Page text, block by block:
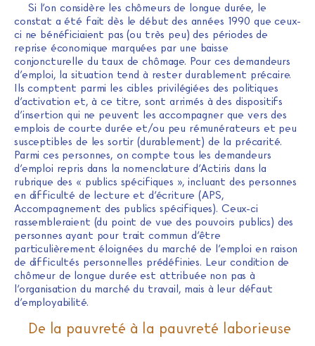
Si l’on considère les chômeurs de longue durée, le
constat a été fait dès le début des années 1990 que ceux-
ci ne bénéficiaient pas (ou très peu) des périodes de
reprise économique marquées par une baisse
conjoncturelle du taux de chômage. Pour ces demandeurs
d’emploi, la situation tend à rester durablement précaire.
Ils comptent parmi les cibles privilégiées des politiques
d’activation et, à ce titre, sont arrimés à des dispositifs
d’insertion qui ne peuvent les accompagner que vers des
emplois de courte durée et/ou peu rémunérateurs et peu
susceptibles de les sortir (durablement) de la précarité.
Parmi ces personnes, on compte tous les demandeurs
d’emploi repris dans la nomenclature d’Actiris dans la
rubrique des « publics spécifiques », incluant des personnes
en difficulté de lecture et d’écriture (APS,
Accompagnement des publics spécifiques). Ceux-ci
rassembleraient (du point de vue des pouvoirs publics) des
personnes ayant pour trait commun d’être
particulièrement éloignées du marché de l’emploi en raison
de difficultés personnelles prédéfinies. Leur condition de
chômeur de longue durée est attribuée non pas à
l’organisation du marché du travail, mais à leur défaut
d’employabilité.
De la pauvreté à la pauvreté laborieuse